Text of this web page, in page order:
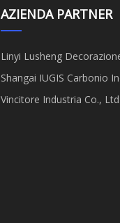
AZIENDA PARTNER
Linyi Lusheng
Shangai IUGIS Carbonio
Vincitore Industria Co., Ltd.